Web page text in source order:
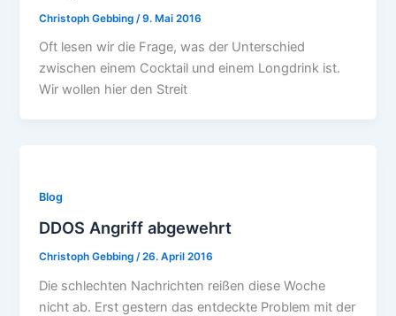
Christoph Gebbing /9. Mai 2016
Oft lesen wir die Frage, was der Unterschied
zwischen einem Cocktail und einem Longdrink ist.
Wir wollen hier den Streit
Blog
DDOS Angriff abgewehrt
Christoph Gebbing /26. April 2016
Die schlechten Nachrichten reißen diese Woche
nicht ab. Erst gestern das entdeckte Problem mit der